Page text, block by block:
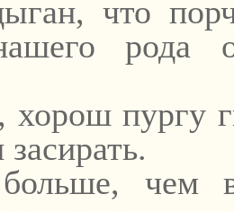
что
рода
хорошпургу
засирать.
чем